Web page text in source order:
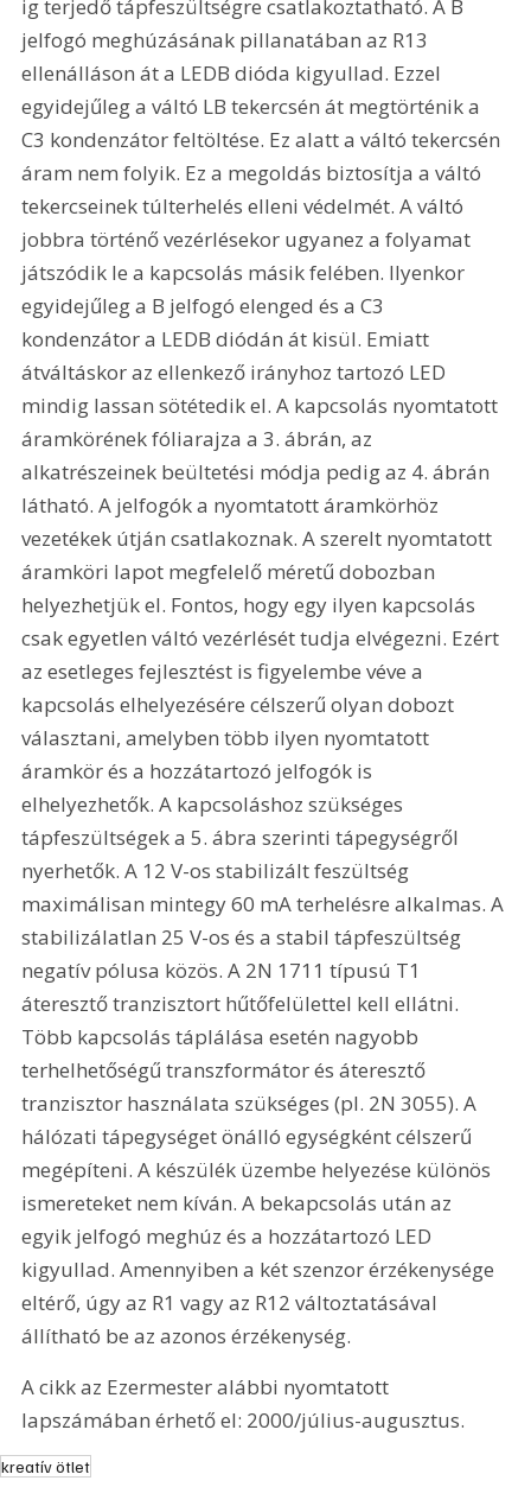
ig terjedő tápfeszültségre csatlakoztatható. A B
jelfogó meghúzásának pillanatában az R13
ellenálláson át a LEDB dióda kigyullad. Ezzel
egyidejűleg a váltó LB tekercsén át megtörténik a
C3 kondenzátor feltöltése. Ez alatt a váltó tekercsén
áram nem folyik. Ez a megoldás biztosítja a váltó
tekercseinek túlterhelés elleni védelmét. A váltó
jobbra történő vezérlésekor ugyanez a folyamat
játszódik le a kapcsolás másik felében. Ilyenkor
egyidejűleg a B jelfogó elenged és a C3
kondenzátor a LEDB diódán át kisül. Emiatt
átváltáskor az ellenkező irányhoz tartozó LED
mindig lassan sötétedik el. A kapcsolás nyomtatott
áramkörének fóliarajza a 3. ábrán, az
alkatrészeinek beültetési módja pedig az 4. ábrán
látható. A jelfogók a nyomtatott áramkörhöz
vezetékek útján csatlakoznak. A szerelt nyomtatott
áramköri lapot megfelelő méretű dobozban
helyezhetjük el. Fontos, hogy egy ilyen kapcsolás
csak egyetlen váltó vezérlését tudja elvégezni. Ezért
az esetleges fejlesztést is figyelembe véve a
kapcsolás elhelyezésére célszerű olyan dobozt
választani, amelyben több ilyen nyomtatott
áramkör és a hozzátartozó jelfogók is
elhelyezhetők. A kapcsoláshoz szükséges
tápfeszültségek a 5. ábra szerinti tápegységről
nyerhetők. A 12 V-os stabilizált feszültség
maximálisan mintegy 60 mA terhelésre alkalmas. A
stabilizálatlan 25 V-os és a stabil tápfeszültség
negatív pólusa közös. A 2N 1711 típusú T1
áteresztő tranzisztort hűtőfelülettel kell ellátni.
Több kapcsolás táplálása esetén nagyobb
terhelhetőségű transzformátor és áteresztő
tranzisztor használata szükséges (pl. 2N 3055). A
hálózati tápegységet önálló egységként célszerű
megépíteni. A készülék üzembe helyezése különös
ismereteket nem kíván. A bekapcsolás után az
egyik jelfogó meghúz és a hozzátartozó LED
kigyullad. Amennyiben a két szenzor érzékenysége
eltérő, úgy az R1 vagy az R12 változtatásával
állítható be az azonos érzékenység.
A cikk az Ezermester alábbi nyomtatott
lapszámában érhető el: 2000/július-augusztus.
kreatív ötlet